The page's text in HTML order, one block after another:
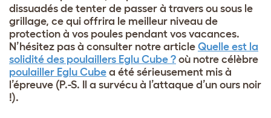
dissuadés de tenter de passer à travers ou sous le
grillage, ce qui offrira le meilleur niveau de
protection à vos poules pendant vos vacances.
N’hésitez pas à consulter notre article Quelle est la
solidité des poulaillers Eglu Cube ? où notre célèbre
poulailler Eglu Cube a été sérieusement mis à
l’épreuve (P.-S. Il a survécu à l’attaque d’un ours noir
!).